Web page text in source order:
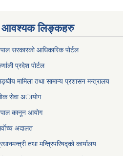
आवश्यक लिङ्कहरु
सरकारको आधिकारिक पोर्टल
प्रदेश पोर्टल
मामिला तथा सामान्य प्रशासन मन्त्रालय
सेवा अायाेग
कानून आयोग
अदालत
तथा मन्त्रिपरिषद्को कार्यालय